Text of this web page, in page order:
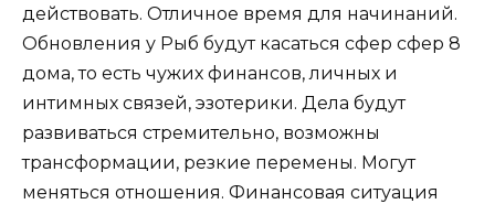
действовать. Отличное время для начинаний.
Обновления у Рыб будут касаться сфер сфер 8
дома, то есть чужих финансов, личных и
интимных связей, эзотерики. Дела будут
развиваться стремительно, возможны
трансформации, резкие перемены. Могут
меняться отношения. Финансовая ситуация